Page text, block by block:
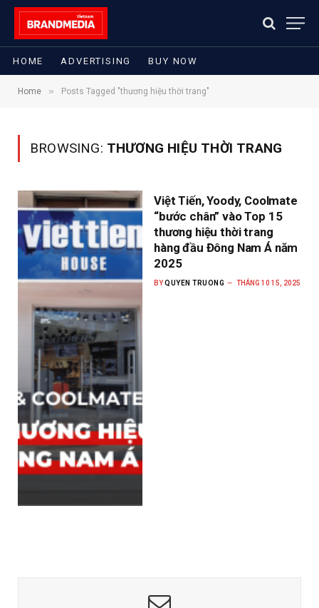
HOME ADVERTISING BUY NOW
Home » Posts Tagged "thương hiệu thời trang"
BROWSING: THƯƠNG HIỆU THỜI TRANG
Việt Tiến, Yoody, Coolmate
“bước chân” vào Top 15
thương hiệu thời trang
hàng đầu Đông Nam Á năm
2025
BYQUYEN TRUONG THÁNG 10 15, 2025